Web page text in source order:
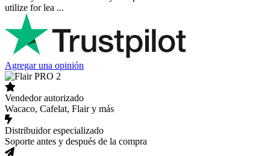
utilize for lea ...
Agregar una opinión
Vendedor autorizado
Wacaco, Cafelat, Flair y más
Distribuidor especializado
Soporte antes y después de la compra